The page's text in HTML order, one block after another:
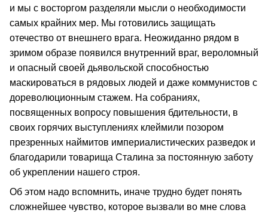
и мы с восторгом разделяли мысли о необходимости
самых крайних мер. Мы готовились защищать
отечество от внешнего врага. Неожиданно рядом в
зримом образе появился внутренний враг, вероломный
и опасный своей дьявольской способностью
маскироваться в рядовых людей и даже коммунистов с
дореволюционным стажем. На собраниях,
посвященных вопросу повышения бдительности, в
своих горячих выступлениях клеймили позором
презренных наймитов империалистических разведок и
благодарили товарища Сталина за постоянную заботу
об укреплении нашего строя.
Об этом надо вспомнить, иначе трудно будет понять
сложнейшее чувство, которое вызвали во мне слова